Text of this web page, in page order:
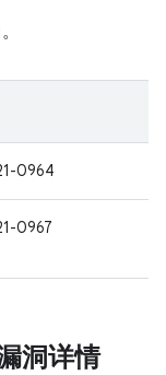
0964
0967
洞详情